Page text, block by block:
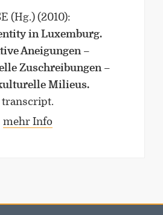
(Hg.) (2010):
in Luxemburg.
Aneigungen –
Zuschreibungen –
Milieus.
transcript.
mehr Info